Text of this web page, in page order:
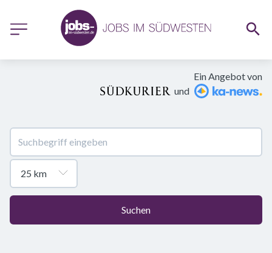
Ein Angebot von
und
Suchen